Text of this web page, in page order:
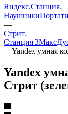
Яндекс.Станция
Наушники
—
Стрит
Станция 3Макс
—Yandex умная
Yandex
Стрит